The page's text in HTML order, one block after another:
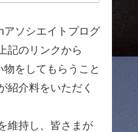
アソシエイトプログ
記のリンクから
をしてもらうこと
紹介料をいただく
維持し、皆さまが